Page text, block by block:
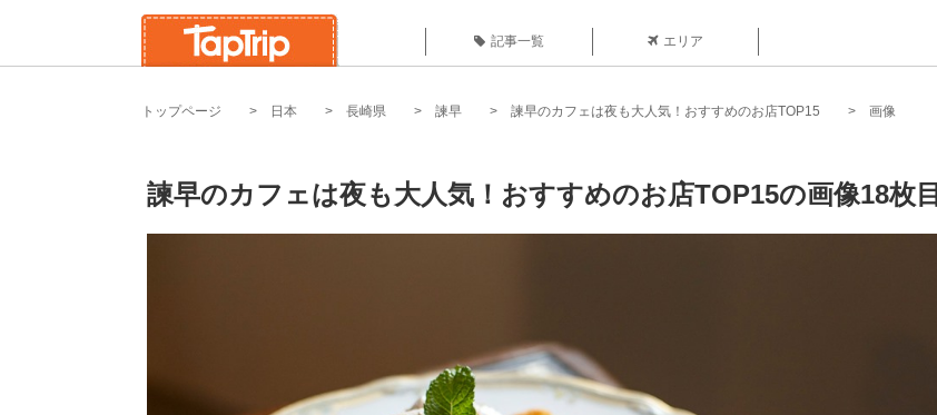
記事一覧 エリア
トップページ 日本 長崎県 諫早 諫早のカフェは夜も大人気！おすすめのお店TOP15 画像
諫早のカフェは夜も大人気！おすすめのお店TOP15の画像18枚目